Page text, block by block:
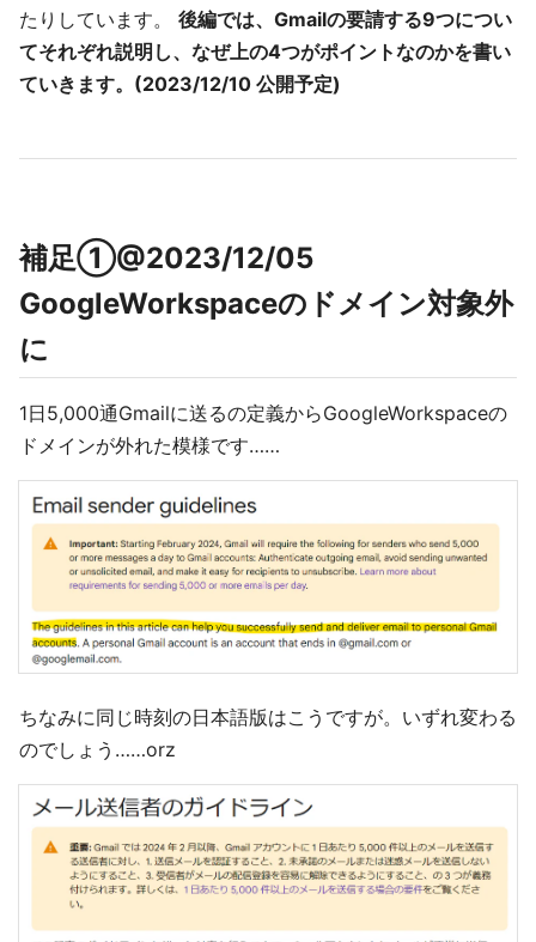
たりしています。 後編では、Gmailの要請する9つについ
てそれぞれ説明し、なぜ上の4つがポイントなのかを書い
ていきます。(2023/12/10 公開予定)
補足①@2023/12/05
GoogleWorkspaceのドメイン対象外
に
1日5,000通Gmailに送るの定義からGoogleWorkspaceの
ドメインが外れた模様です……
ちなみに同じ時刻の日本語版はこうですが。いずれ変わる
のでしょう……orz